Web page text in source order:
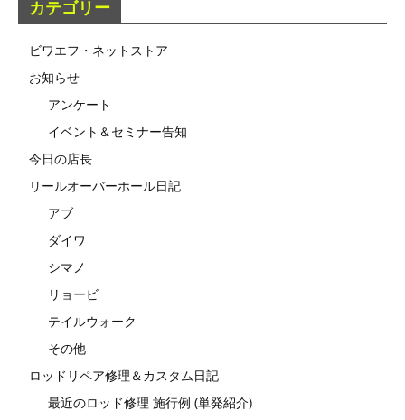
カテゴリー
ビワエフ・ネットストア
お知らせ
アンケート
イベント＆セミナー告知
今日の店長
リールオーバーホール日記
アブ
ダイワ
シマノ
リョービ
テイルウォーク
その他
ロッドリペア修理＆カスタム日記
最近のロッド修理 施行例 (単発紹介)